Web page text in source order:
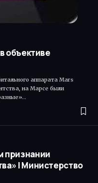
объективе
аппарата Mars
на Марсе были
признании
| Министерство